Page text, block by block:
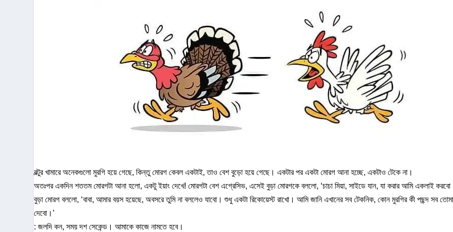
বল্টুর খামারে অনেকগুলো মুরগি হয়ে গেছে, কিন্তু মোরগ কেবল একটাই, তাও বেশ বুড়ো হয়ে গেছে। একটার পর একটা মোরগ আনা হচ্ছে, একটাও টেকে না।
অতঃপর একদিন শততম মোরগটা আনা হলো, একটু ইয়াং দেখে! মোরগটা বেশ এগ্রেসিভ, এসেই বুড়া মোরগকে বললো, ‘চাচা মিয়া, সাইডে যান, যা করার আমি একলাই
বুড়া মোরগ বললো, ‘বাবা, আমার বয়স হয়েছে, অবসরে তুমি না বললেও যাবো। শুধু একটা রিকোয়েস্ট রাখো। আমি জানি এখানের সব টেকনিক, কোন মুরগির কী পছন্দ সব
দেবো।’
: জলদি কন, সময় দশ সেকেন্ড। আমাকে কাজে নামতে হবে।